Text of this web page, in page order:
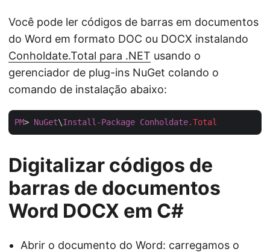
Você pode ler códigos de barras em documentos
do Word em formato DOC ou DOCX instalando
Conholdate.Total para .NET usando o
gerenciador de plug-ins NuGet colando o
comando de instalação abaixo:
PM> NuGet\Install-Package Conholdate.Total
Digitalizar códigos de
barras de documentos
Word DOCX em C#
Abrir o documento do Word: carregamos o